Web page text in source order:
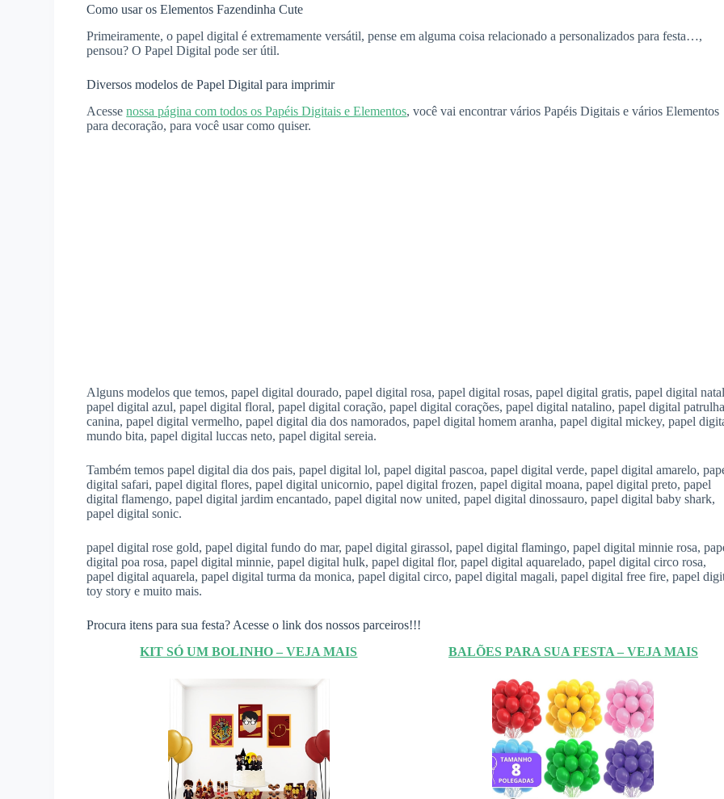
Como usar os Elementos Fazendinha Cute
Primeiramente, o papel digital é extremamente versátil, pense em alguma coisa relacionado a personalizados para festa…,
pensou? O Papel Digital pode ser útil.
Diversos modelos de Papel Digital para imprimir
Acessenossa página com todos os Papéis Digitais e Elementos, você vai encontrar vários Papéis Digitais e vários Elementos
para decoração, para você usar como quiser.
Alguns modelos que temos, papel digital dourado, papel digital rosa, papel digital rosas, papel digital gratis, papel digital
papel digital azul, papel digital floral, papel digital coração, papel digital corações, papel digital natalino, papel digital
canina, papel digital vermelho, papel digital dia dos namorados, papel digital homem aranha, papel digital mickey, papel
mundo bita, papel digital luccas neto, papel digital sereia.
Também temos papel digital dia dos pais, papel digital lol, papel digital pascoa, papel digital verde, papel digital amarelo,
digital safari, papel digital flores, papel digital unicornio, papel digital frozen, papel digital moana, papel digital preto, papel
digital flamengo, papel digital jardim encantado, papel digital now united, papel digital dinossauro, papel digital baby shark,
papel digital sonic.
papel digital rose gold, papel digital fundo do mar, papel digital girassol, papel digital flamingo, papel digital minnie rosa,
digital poa rosa, papel digital minnie, papel digital hulk, papel digital flor, papel digital aquarelado, papel digital circo rosa,
papel digital aquarela, papel digital turma da monica, papel digital circo, papel digital magali, papel digital free fire, papel
toy story e muito mais.
Procura itens para sua festa? Acesse o link dos nossos parceiros!!!
KIT SÓ UM BOLINHO – VEJA MAIS
BALÕES PARA SUA FESTA – VEJA MAIS